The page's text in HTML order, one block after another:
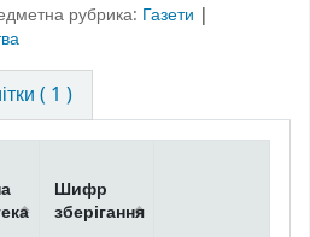
рубрика: Газети |
( 1 )
Шифр
зберігання